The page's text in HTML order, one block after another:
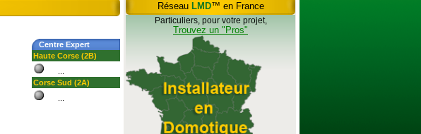
Centre Expert
Haute Corse (2B)
Corse Sud (2A)
Réseau LMD™ en France
Particuliers, pour votre projet,
Trouvez un "Pros"